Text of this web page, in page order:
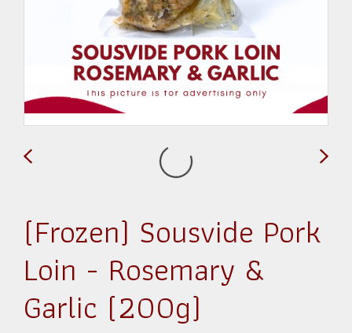
(Frozen) Sousvide Pork
Loin - Rosemary &
Garlic (200g)